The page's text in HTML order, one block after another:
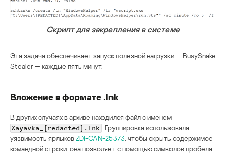
Скрипт для закрепления в системе
Эта задача обеспечивает запуск полезной нагрузки — BusySnake
Stealer — каждые пять минут.
Вложение в формате .lnk
В других случаях в архиве находился файл с именем
Zayavka_[redacted].lnk
. Группировка использовала
уязвимость ярлыковZDI-CAN-25373 , чтобы скрыть содержимое
командной строки: она позволяет с помощью символов пробела